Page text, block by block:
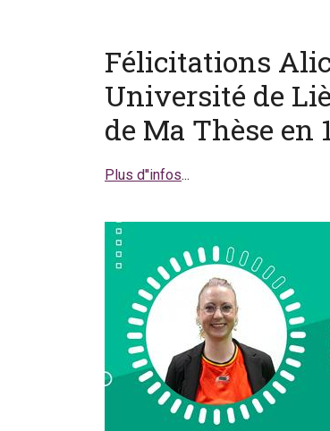
Félicitations
Université de
de Ma Thèse en
Plus d''infos...